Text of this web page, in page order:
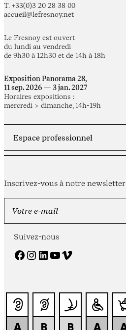
T. +33(0)3 20 28 38 00
accueil@lefresnoy.net
Le Fresnoy est ouvert
du lundi au vendredi
de 9h30 à 12h30 et de 14h à 18h
Exposition Panorama 28,
11 sep. 2026 — 3 jan. 2027
Horaires expositions :
mercredi > dimanche, 14h-19h
Inscrivez-vous à notre newsletter
Suivez-nous
Facebook Instagram LinkedIn YouTube Vimeo